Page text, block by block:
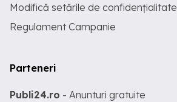
Modifică setările de confidențialitate
Regulament Campanie
Parteneri
Publi24.ro - Anunturi gratuite